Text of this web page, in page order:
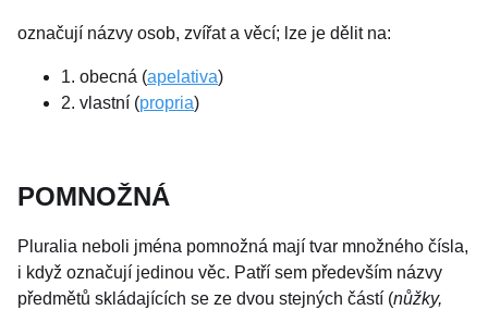
označují názvy osob, zvířat a věcí; lze je dělit na:
1. obecná (apelativa)
2. vlastní (propria)
POMNOŽNÁ
Pluralia neboli jména pomnožná mají tvar množného čísla,
i když označují jedinou věc. Patří sem především názvy
předmětů skládajících se ze dvou stejných částí (nůžky,